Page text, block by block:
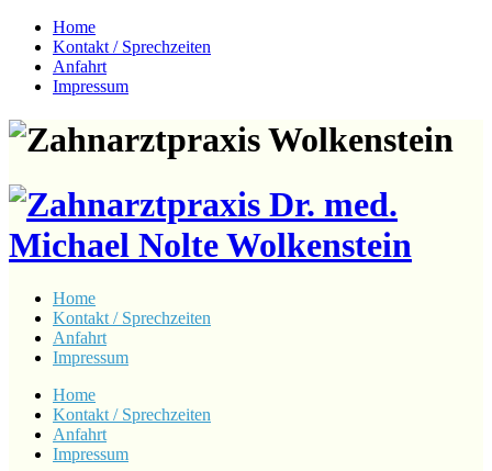
Home
Kontakt / Sprechzeiten
Anfahrt
Impressum
Home
Kontakt / Sprechzeiten
Anfahrt
Impressum
Home
Kontakt / Sprechzeiten
Anfahrt
Impressum